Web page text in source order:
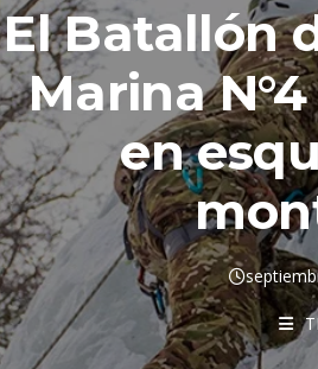
El Batallón
Marina
en